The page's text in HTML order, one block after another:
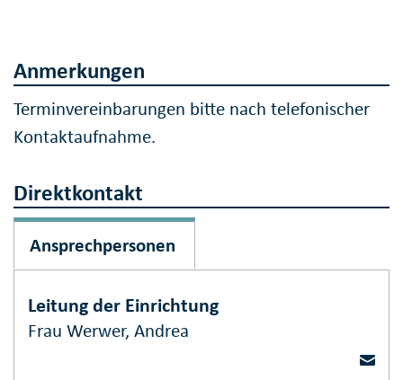
Anmerkungen
Terminvereinbarungen bitte nach telefonischer
Kontaktaufnahme.
Direktkontakt
Ansprechpersonen
Leitung der Einrichtung
Frau Werwer, Andrea